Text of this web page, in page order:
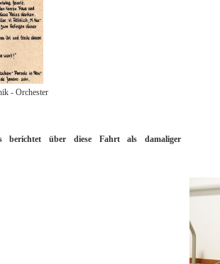
- Orchester
berichtet über diese Fahrt als damaliger